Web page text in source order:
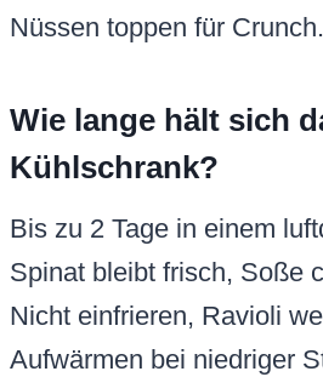
Nüssen toppen für Crunch.
Wie lange hält sich
Kühlschrank?
Bis zu 2 Tage in einem
Spinat bleibt frisch, Soße
Nicht einfrieren, Ravioli
Aufwärmen bei niedriger